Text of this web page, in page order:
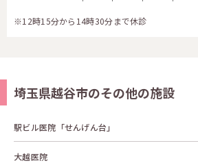
※12時15分から14時30分まで休診
埼玉県越谷市のその他の施設
駅ビル医院「せんげん台」
大越医院